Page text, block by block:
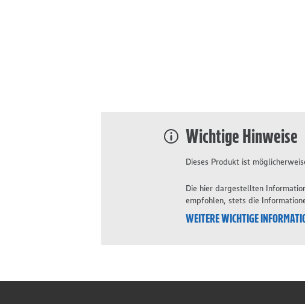
Wichtige Hinweise
Dieses Produkt ist
Die hier dargestellten
empfohlen, stets die
WEITERE WICHTIGE